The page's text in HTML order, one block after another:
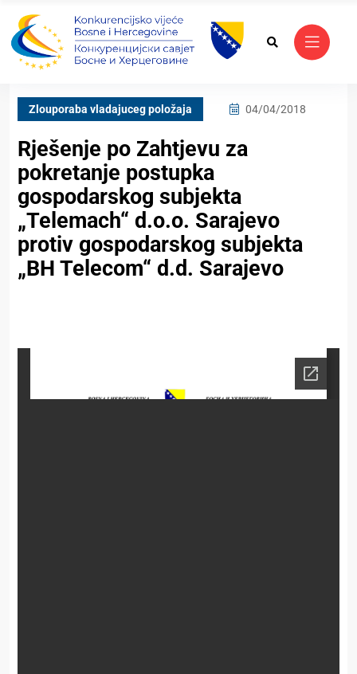
Zlouporaba vladajuceg položaja 04/04/2018
Rješenje po Zahtjevu za
pokretanje postupka
gospodarskog subjekta
„Telemach“ d.o.o. Sarajevo
protiv gospodarskog subjekta
„BH Telecom“ d.d. Sarajevo